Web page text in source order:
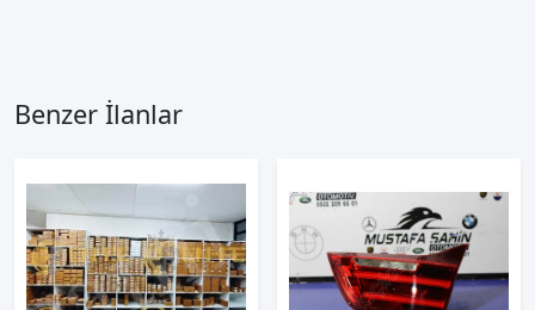
Benzer İlanlar